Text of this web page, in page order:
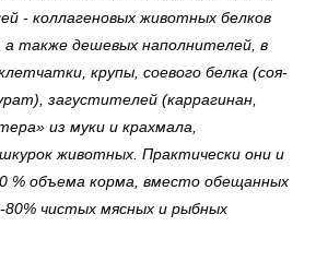
- коллагеновых животных белков
а также дешевых наполнителей, в
крупы, соевого белка (соя-
загустителей (каррагинан,
из муки и крахмала,
животных. Практически они и
% объема корма, вместо обещанных
чистых мясных и рыбных